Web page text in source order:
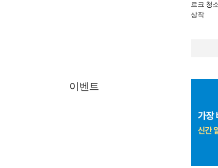
르크 청
상작
이벤트